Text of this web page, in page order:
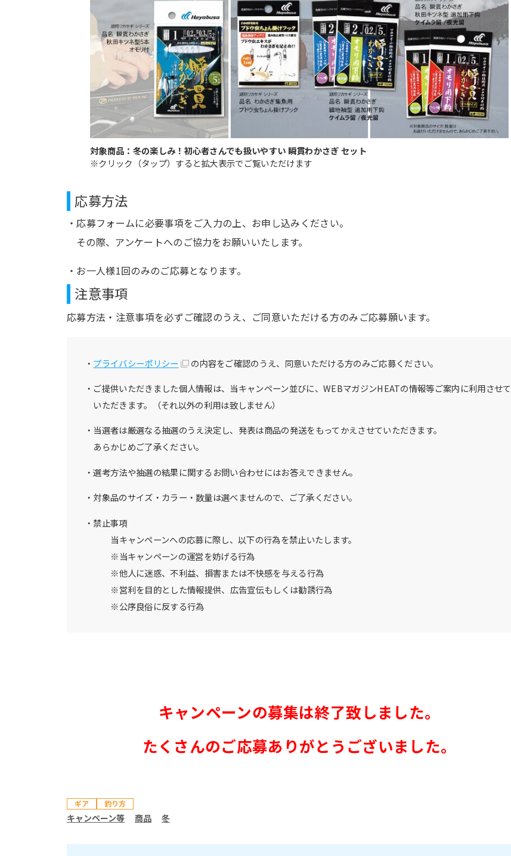
対象商品：冬の楽しみ！初心者さんでも扱いやすい 瞬貫わかさぎ セット
※クリック（タップ）すると拡大表示でご覧いただけます
応募方法
応募フォームに必要事項をご入力の上、お申し込みください。
その際、アンケートへのご協力をお願いいたします。
お一人様1回のみのご応募となります。
注意事項
応募方法・注意事項を必ずご確認のうえ、ご同意いただける方のみご応募願います。
プライバシーポリシー の内容をご確認のうえ、同意いただける方のみご応募ください。
ご提供いただきました個人情報は、当キャンペーン並びに、WEBマガジンHEATの情報等ご案内に利用させて
いただきます。（それ以外の利用は致しません）
当選者は厳選なる抽選のうえ決定し、発表は商品の発送をもってかえさせていただきます。
あらかじめご了承ください。
選考方法や抽選の結果に関するお問い合わせにはお答えできません。
対象品のサイズ・カラー・数量は選べませんので、ご了承ください。
禁止事項
当キャンペーンへの応募に際し、以下の行為を禁止いたします。
※当キャンペーンの運営を妨げる行為
※他人に迷惑、不利益、損害または不快感を与える行為
※営利を目的とした情報提供、広告宣伝もしくは勧誘行為
※公序良俗に反する行為
キャンペーンの募集は終了致しました。
たくさんのご応募ありがとうございました。
ギア 釣り方
キャンペーン等 商品 冬